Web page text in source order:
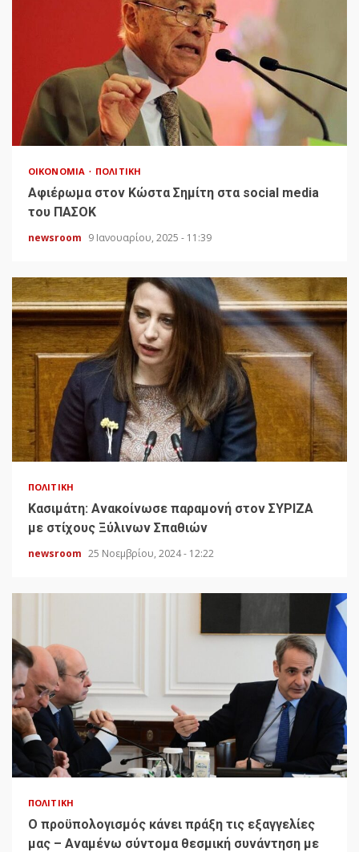
ΟΙΚΟΝΟΜΊΑ ΠΟΛΙΤΙΚΉ
Αφιέρωμα στον Κώστα Σημίτη στα social media
του ΠΑΣΟΚ
newsroom 9 Ιανουαρίου, 2025 - 11:39
ΠΟΛΙΤΙΚΉ
Κασιμάτη: Ανακοίνωσε παραμονή στον ΣΥΡΙΖΑ
με στίχους Ξύλινων Σπαθιών
newsroom 25 Νοεμβρίου, 2024 - 12:22
ΠΟΛΙΤΙΚΉ
Ο προϋπολογισμός κάνει πράξη τις εξαγγελίες
μας – Αναμένω σύντομα θεσμική συνάντηση με